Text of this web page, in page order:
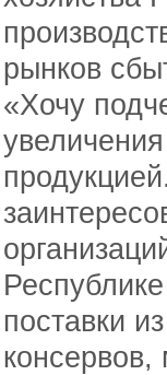
рынков
«Хочу
поставки